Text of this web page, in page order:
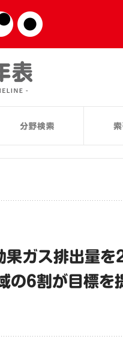
果ガス排出量
の6割が目標を